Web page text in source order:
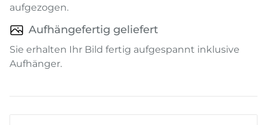
aufgezogen.
Aufhängefertig geliefert
Sie erhalten Ihr Bild fertig aufgespannt inklusive
Aufhänger.